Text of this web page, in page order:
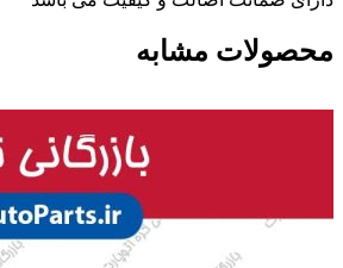
محصولات مشابه